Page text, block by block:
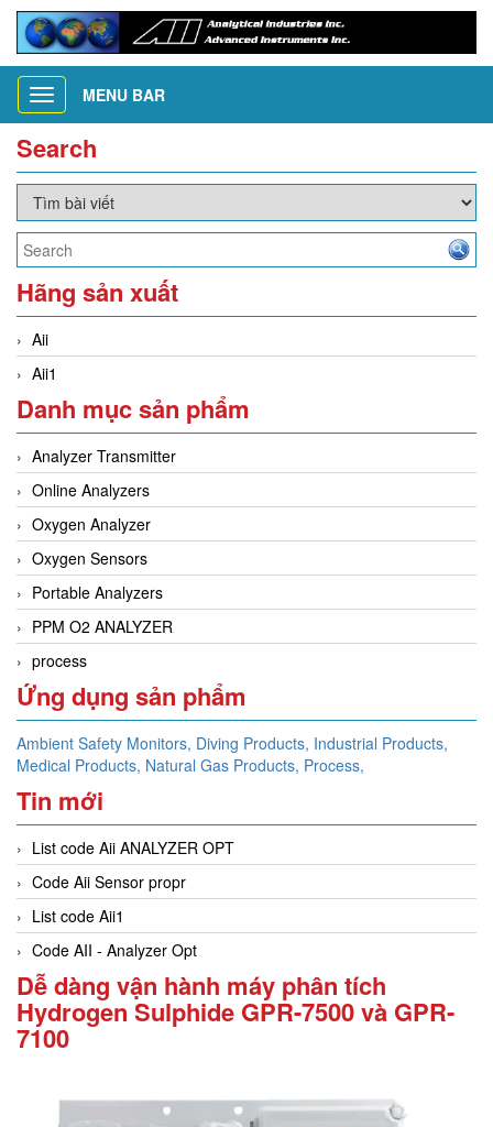
Toggle
navigation
MENU BAR
Search
Hãng sản xuất
Aii
Aii1
Danh mục sản phẩm
Analyzer Transmitter
Online Analyzers
Oxygen Analyzer
Oxygen Sensors
Portable Analyzers
PPM O2 ANALYZER
process
Ứng dụng sản phẩm
Ambient Safety Monitors, Diving Products, Industrial Products,
Medical Products, Natural Gas Products, Process,
Tin mới
List code Aii ANALYZER OPT
Code Aii Sensor propr
List code Aii1
Code AII - Analyzer Opt
Dễ dàng vận hành máy phân tích
Hydrogen Sulphide GPR-7500 và GPR-
7100